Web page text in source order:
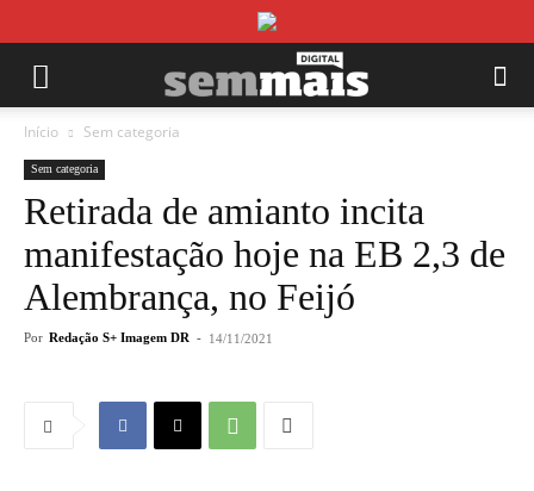
Início Sem categoria
Sem categoria
Retirada de amianto incita
manifestação hoje na EB 2,3 de
Alembrança, no Feijó
Por Redação S+ Imagem DR - 14/11/2021